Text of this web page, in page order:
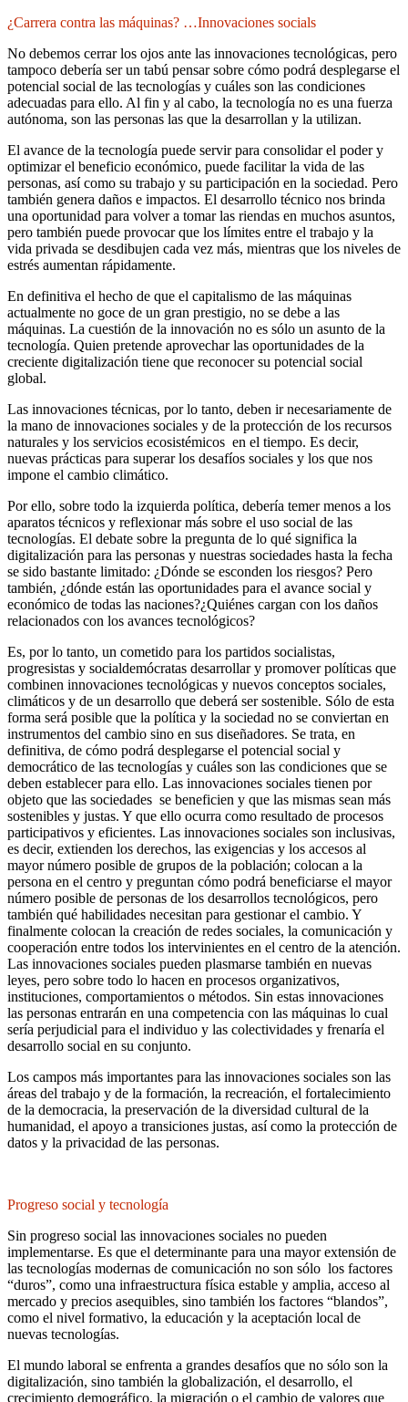
¿Carrera contra las máquinas? …Innovaciones socials
No debemos cerrar los ojos ante las innovaciones tecnológicas, pero
tampoco debería ser un tabú pensar sobre cómo podrá desplegarse el
potencial social de las tecnologías y cuáles son las condiciones
adecuadas para ello. Al fin y al cabo, la tecnología no es una fuerza
autónoma, son las personas las que la desarrollan y la utilizan.
El avance de la tecnología puede servir para consolidar el poder y
optimizar el beneficio económico, puede facilitar la vida de las
personas, así como su trabajo y su participación en la sociedad. Pero
también genera daños e impactos. El desarrollo técnico nos brinda
una oportunidad para volver a tomar las riendas en muchos asuntos,
pero también puede provocar que los límites entre el trabajo y la
vida privada se desdibujen cada vez más, mientras que los niveles de
estrés aumentan rápidamente.
En definitiva el hecho de que el capitalismo de las máquinas
actualmente no goce de un gran prestigio, no se debe a las
máquinas. La cuestión de la innovación no es sólo un asunto de la
tecnología. Quien pretende aprovechar las oportunidades de la
creciente digitalización tiene que reconocer su potencial social
global.
Las innovaciones técnicas, por lo tanto, deben ir necesariamente de
la mano de innovaciones sociales y de la protección de los recursos
naturales y los servicios ecosistémicos en el tiempo. Es decir,
nuevas prácticas para superar los desafíos sociales y los que nos
impone el cambio climático.
Por ello, sobre todo la izquierda política, debería temer menos a los
aparatos técnicos y reflexionar más sobre el uso social de las
tecnologías. El debate sobre la pregunta de lo qué significa la
digitalización para las personas y nuestras sociedades hasta la fecha
se sido bastante limitado: ¿Dónde se esconden los riesgos? Pero
también, ¿dónde están las oportunidades para el avance social y
económico de todas las naciones?¿Quiénes cargan con los daños
relacionados con los avances tecnológicos?
Es, por lo tanto, un cometido para los partidos socialistas,
progresistas y socialdemócratas desarrollar y promover políticas que
combinen innovaciones tecnológicas y nuevos conceptos sociales,
climáticos y de un desarrollo que deberá ser sostenible. Sólo de esta
forma será posible que la política y la sociedad no se conviertan en
instrumentos del cambio sino en sus diseñadores. Se trata, en
definitiva, de cómo podrá desplegarse el potencial social y
democrático de las tecnologías y cuáles son las condiciones que se
deben establecer para ello. Las innovaciones sociales tienen por
objeto que las sociedades se beneficien y que las mismas sean más
sostenibles y justas. Y que ello ocurra como resultado de procesos
participativos y eficientes. Las innovaciones sociales son inclusivas,
es decir, extienden los derechos, las exigencias y los accesos al
mayor número posible de grupos de la población; colocan a la
persona en el centro y preguntan cómo podrá beneficiarse el mayor
número posible de personas de los desarrollos tecnológicos, pero
también qué habilidades necesitan para gestionar el cambio. Y
finalmente colocan la creación de redes sociales, la comunicación y
cooperación entre todos los intervinientes en el centro de la atención.
Las innovaciones sociales pueden plasmarse también en nuevas
leyes, pero sobre todo lo hacen en procesos organizativos,
instituciones, comportamientos o métodos. Sin estas innovaciones
las personas entrarán en una competencia con las máquinas lo cual
sería perjudicial para el individuo y las colectividades y frenaría el
desarrollo social en su conjunto.
Los campos más importantes para las innovaciones sociales son las
áreas del trabajo y de la formación, la recreación, el fortalecimiento
de la democracia, la preservación de la diversidad cultural de la
humanidad, el apoyo a transiciones justas, así como la protección de
datos y la privacidad de las personas.
Progreso social y tecnología
Sin progreso social las innovaciones sociales no pueden
implementarse. Es que el determinante para una mayor extensión de
las tecnologías modernas de comunicación no son sólo los factores
“duros”, como una infraestructura física estable y amplia, acceso al
mercado y precios asequibles, sino también los factores “blandos”,
como el nivel formativo, la educación y la aceptación local de
nuevas tecnologías.
El mundo laboral se enfrenta a grandes desafíos que no sólo son la
digitalización, sino también la globalización, el desarrollo, el
crecimiento demográfico, la migración o el cambio de valores que